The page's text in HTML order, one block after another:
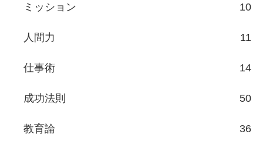
ミッション 10
人間力 11
仕事術 14
成功法則 50
教育論 36